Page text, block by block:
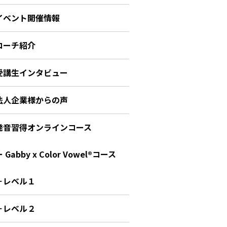
ベント開催情報
ーチ紹介
講生インタビュー
人企業様からの声
音習得オンラインコース
Gabby x Color Vowel®︎コース
レベル１
レベル２